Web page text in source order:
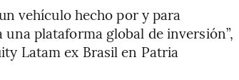
vehículo hecho por y para
plataforma global de inversión”,
Latam ex Brasil en Patria